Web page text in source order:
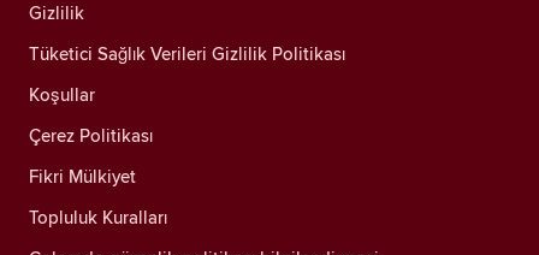
Gizlilik
Tüketici Sağlık Verileri Gizlilik Politikası
Koşullar
Çerez Politikası
Fikri Mülkiyet
Topluluk Kuralları